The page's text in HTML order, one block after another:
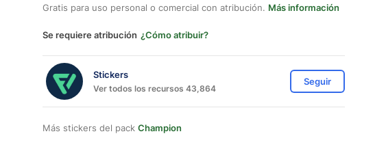
Gratis para uso personal o comercial con atribución. Más información
Se requiere atribución ¿Cómo atribuir?
Stickers
Ver todos los recursos 43,864
Seguir
Más stickers del pack Champion